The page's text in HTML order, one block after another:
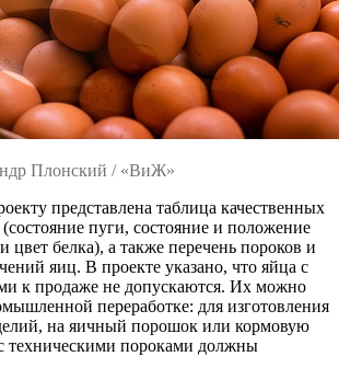
Плонский / «ВиЖ»
представлена таблица качественных
пуги, состояние и положение
цвет белка), а также перечень пороков и
яиц. В проекте указано, что яйца с
к продаже не допускаются. Их можно
переработке: для изготовления
на яичный порошок или кормовую
техническими пороками должны